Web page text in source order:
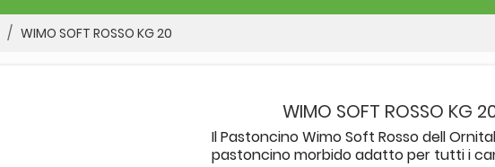
WIMO SOFT ROSSO KG 20
WIMO SOFT ROSSO KG
Il Pastoncino Wimo Soft Rosso dell
pastoncino morbido adatto per tutti i